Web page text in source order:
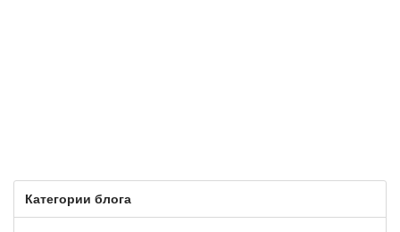
Категории блога